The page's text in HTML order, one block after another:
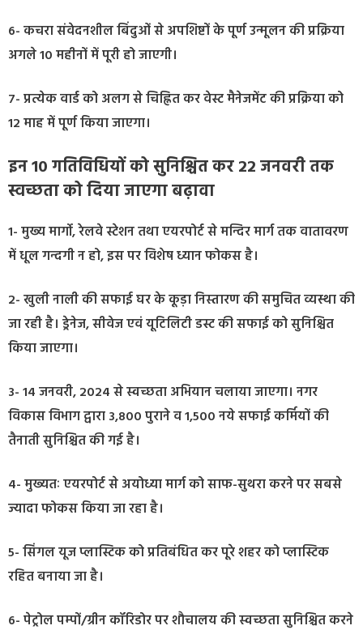
6- कचरा संवेदनशील बिंदुओं से अपशिष्टों के पूर्ण उन्मूलन की प्रक्रिया
अगले 10 महीनों में पूरी हो जाएगी।
7- प्रत्येक वार्ड को अलग से चिह्नित कर वेस्ट मैनेजमेंट की प्रक्रिया को
12 माह में पूर्ण किया जाएगा।
इन 10 गतिविधियों को सुनिश्चित कर 22 जनवरी तक
स्वच्छता को दिया जाएगा बढ़ावा
1- मुख्य मार्गो, रेलवे स्टेशन तथा एयरपोर्ट से मन्दिर मार्ग तक वातावरण
में धूल गन्दगी न हो, इस पर विशेष ध्यान फोकस है।
2- खुली नाली की सफाई घर के कूड़ा निस्तारण की समुचित व्यस्था की
जा रही है। ड्रेनेज, सीवेज एवं यूटिलिटी डस्ट की सफाई को सुनिश्चित
किया जाएगा।
3- 14 जनवरी, 2024 से स्वच्छता अभियान चलाया जाएगा। नगर
विकास विभाग द्वारा 3,800 पुराने व 1,500 नये सफाई कर्मियों की
तैनाती सुनिश्चित की गई है।
4- मुख्यतः एयरपोर्ट से अयोध्या मार्ग को साफ-सुथरा करने पर सबसे
ज्यादा फोकस किया जा रहा है।
5- सिंगल यूज प्लास्टिक को प्रतिबंधित कर पूरे शहर को प्लास्टिक
रहित बनाया जा है।
6- पेट्रोल पम्पों/ग्रीन कॉरिडोर पर शौचालय की स्वच्छता सुनिश्चित करने